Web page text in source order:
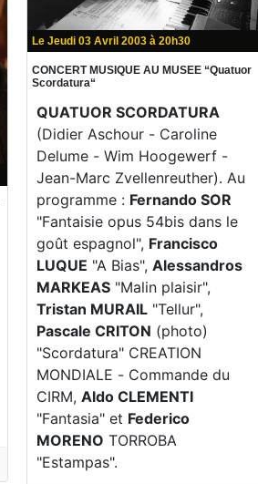
Le Jeudi 03 Avril 2003 à 20h30
CONCERT MUSIQUE AU MUSEE “Quatuor
Scordatura“
QUATUOR SCORDATURA
(Didier Aschour - Caroline
Delume - Wim Hoogewerf -
Jean-Marc Zvellenreuther). Au
programme : Fernando SOR
"Fantaisie opus 54bis dans le
goût espagnol", Francisco
LUQUE "A Bias", Alessandros
MARKEAS"Malin plaisir",
Tristan MURAIL"Tellur",
Pascale CRITON (photo)
"Scordatura" CREATION
MONDIALE - Commande du
CIRM, Aldo CLEMENTI
"Fantasia" et Federico
MORENO TORROBA
"Estampas".